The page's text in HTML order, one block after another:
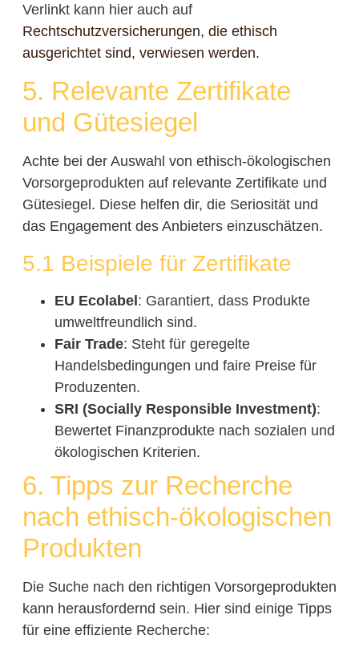
Verlinkt kann hier auch auf
Rechtschutzversicherungen, die ethisch
ausgerichtet sind, verwiesen werden.
5. Relevante Zertifikate
und Gütesiegel
Achte bei der Auswahl von ethisch-ökologischen
Vorsorgeprodukten auf relevante Zertifikate und
Gütesiegel. Diese helfen dir, die Seriosität und
das Engagement des Anbieters einzuschätzen.
5.1 Beispiele für Zertifikate
EU Ecolabel: Garantiert, dass Produkte
umweltfreundlich sind.
Fair Trade: Steht für geregelte
Handelsbedingungen und faire Preise für
Produzenten.
SRI (Socially Responsible Investment):
Bewertet Finanzprodukte nach sozialen und
ökologischen Kriterien.
6. Tipps zur Recherche
nach ethisch-ökologischen
Produkten
Die Suche nach den richtigen Vorsorgeprodukten
kann herausfordernd sein. Hier sind einige Tipps
für eine effiziente Recherche: